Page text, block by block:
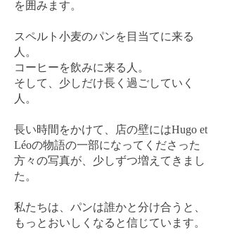
を囲みます。
スペルト小麦のパンを目当てに来る
人。
コーヒーを飲みに来る人。
そして、少しだけ長く過ごしていく
人。
長い時間をかけて、店の壁にはHugo et
Léoの物語の一部になってくださった
方々の写真が、少しずつ増えてきまし
た。
私たちは、パンは誰かと分け合うと、
もっとおいしくなると信じています。